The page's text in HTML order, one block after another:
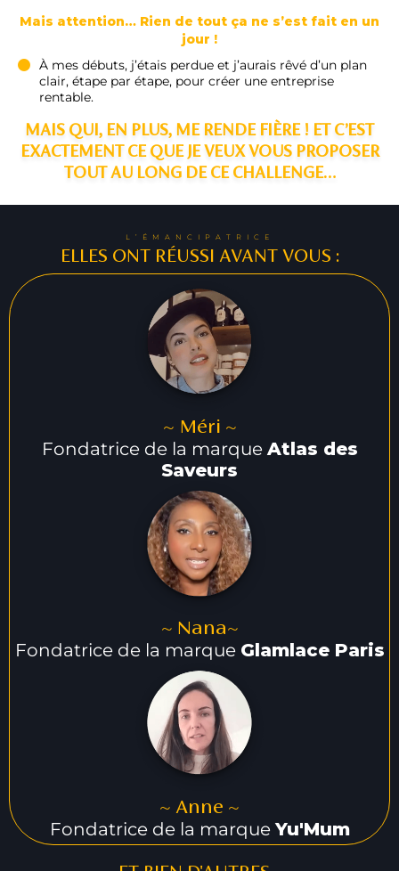
Mais attention… Rien de tout ça ne s’est fait en un
jour !
À mes débuts, j’étais perdue et j’aurais rêvé d’un plan
clair, étape par étape, pour créer une entreprise
rentable.
MAIS QUI, EN PLUS, ME RENDE FIÈRE ! ET C’EST
EXACTEMENT CE QUE JE VEUX VOUS PROPOSER
TOUT AU LONG DE CE CHALLENGE…
L’ÉMANCIPATRICE
ELLES ONT RÉUSSI AVANT VOUS :
~ Méri ~
Fondatrice de la marque Atlas des
Saveurs
~ Nana~
Fondatrice de la marque Glamlace Paris
~ Anne ~
Fondatrice de la marque Yu'Mum